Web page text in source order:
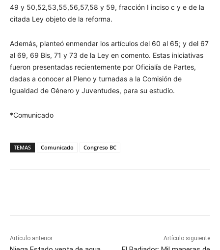
49 y 50,52,53,55,56,57,58 y 59, fracción I inciso c y e de la
citada Ley objeto de la reforma.
Además, planteó enmendar los artículos del 60 al 65; y del 67
al 69, 69 Bis, 71 y 73 de la Ley en comento. Estas iniciativas
fueron presentadas recientemente por Oficialía de Partes,
dadas a conocer al Pleno y turnadas a la Comisión de
Igualdad de Género y Juventudes, para su estudio.
*Comunicado
TEMAS Comunicado Congreso BC
Artículo anterior Artículo siguiente